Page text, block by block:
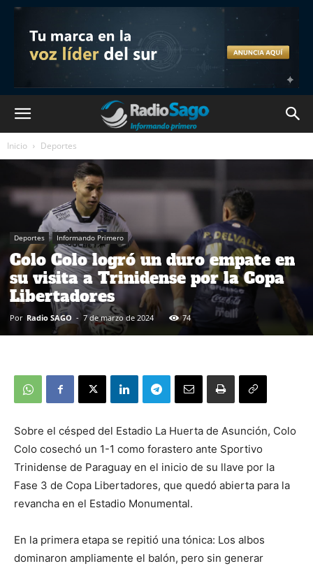
Inicio Deportes
Deportes Informando Primero
Colo Colo logró un duro empate en
su visita a Trinidense por la Copa
Libertadores
Por Radio SAGO - 7 de marzo de 2024 74
Sobre el césped del Estadio La Huerta de Asunción, Colo
Colo cosechó un 1-1 como forastero ante Sportivo
Trinidense de Paraguay en el inicio de su llave por la
Fase 3 de Copa Libertadores, que quedó abierta para la
revancha en el Estadio Monumental.
En la primera etapa se repitió una tónica: Los albos
dominaron ampliamente el balón, pero sin generar